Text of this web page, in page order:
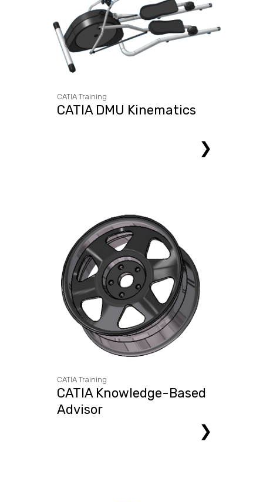
CATIA Training
CATIA DMU Kinematics
❯
CATIA Training
CATIA Knowledge-Based
Advisor
❯